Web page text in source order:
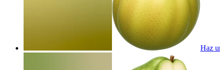
Haz